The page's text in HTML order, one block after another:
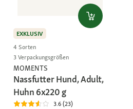
EXKLUSIV
4 Sorten
3 Verpackungsgrößen
MOMENTS
Nassfutter Hund, Adult,
Huhn 6x220 g
3.6 (23)